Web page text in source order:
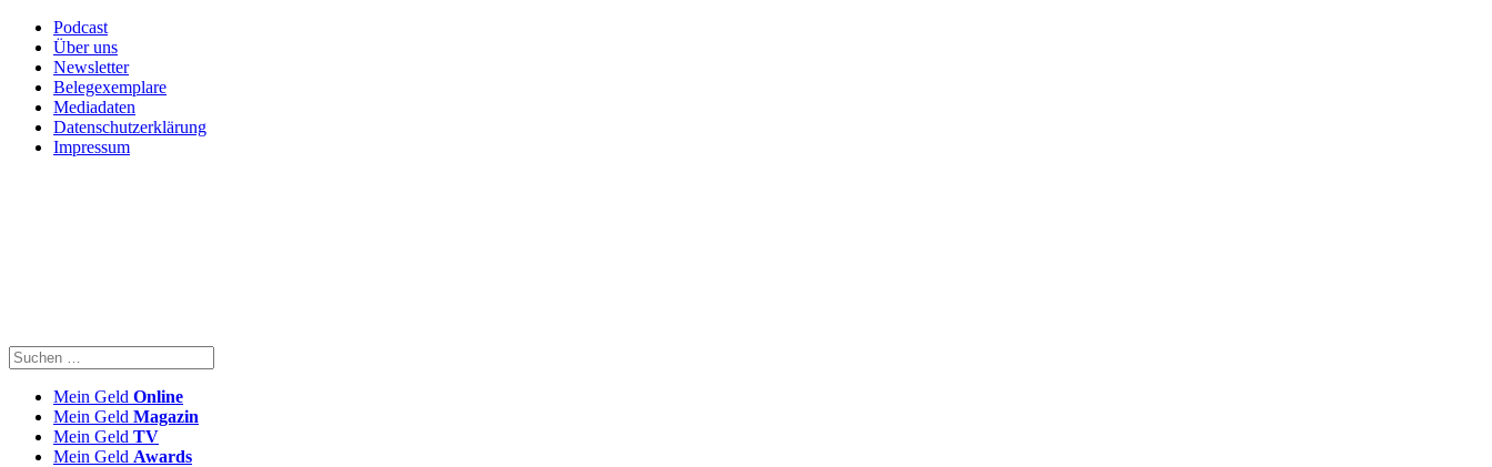
Podcast
Über uns
Newsletter
Belegexemplare
Mediadaten
Datenschutzerklärung
Impressum
Mein Geld Online
Mein Geld Magazin
Mein Geld TV
Mein Geld Awards